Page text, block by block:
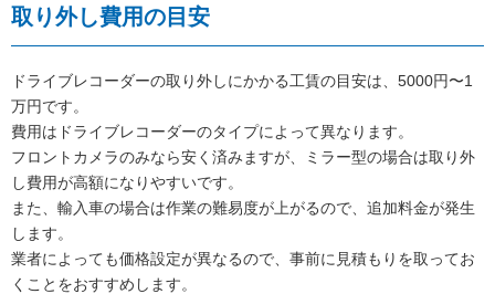
取り外し費用の目安
ドライブレコーダーの取り外しにかかる工賃の目安は、5000円〜1
万円です。
費用はドライブレコーダーのタイプによって異なります。
フロントカメラのみなら安く済みますが、ミラー型の場合は取り外
し費用が高額になりやすいです。
また、輸入車の場合は作業の難易度が上がるので、追加料金が発生
します。
業者によっても価格設定が異なるので、事前に見積もりを取ってお
くことをおすすめします。